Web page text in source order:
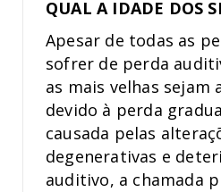
QUAL A IDADE DOS
Apesar de todas as
sofrer de perda
as mais velhas sejam
devido à perda
causada pelas
degenerativas e
auditivo, a chamada